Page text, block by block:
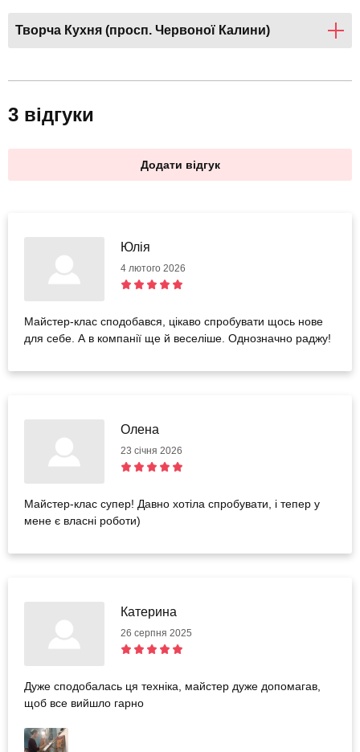
Творча Кухня (просп. Червоної Калини)
3 відгуки
Додати відгук
Юлія
4 лютого 2026
Майстер-клас сподобався, цікаво спробувати щось нове
для себе. А в компанії ще й веселіше. Однозначно раджу!
Олена
23 січня 2026
Майстер-клас супер! Давно хотіла спробувати, і тепер у
мене є власні роботи)
Катерина
26 серпня 2025
Дуже сподобалась ця техніка, майстер дуже допомагав,
щоб все вийшло гарно